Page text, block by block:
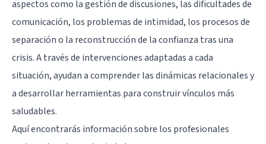
aspectos como la gestión de discusiones, las dificultades de
comunicación, los problemas de intimidad, los procesos de
separación o la reconstrucción de la confianza tras una
crisis. A través de intervenciones adaptadas a cada
situación, ayudan a comprender las dinámicas relacionales y
a desarrollar herramientas para construir vínculos más
saludables.
Aquí encontrarás información sobre los profesionales